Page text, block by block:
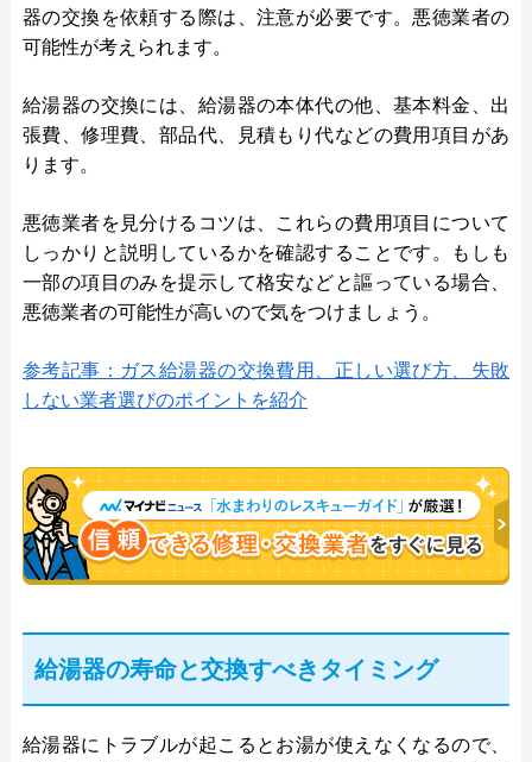
器の交換を依頼する際は、注意が必要です。悪徳業者の
可能性が考えられます。
給湯器の交換には、給湯器の本体代の他、基本料金、出
張費、修理費、部品代、見積もり代などの費用項目があ
ります。
悪徳業者を見分けるコツは、これらの費用項目について
しっかりと説明しているかを確認することです。もしも
一部の項目のみを提示して格安などと謳っている場合、
悪徳業者の可能性が高いので気をつけましょう。
参考記事：ガス給湯器の交換費用、正しい選び方、失敗
しない業者選びのポイントを紹介
給湯器の寿命と交換すべきタイミング
給湯器にトラブルが起こるとお湯が使えなくなるので、